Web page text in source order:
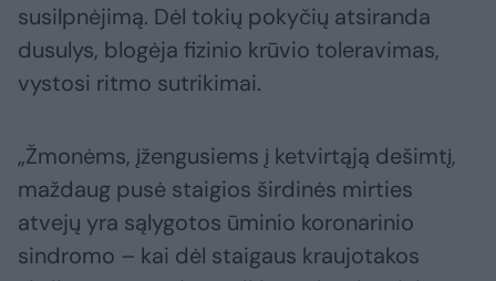
susilpnėjimą. Dėl tokių pokyčių atsiranda
dusulys, blogėja fizinio krūvio toleravimas,
vystosi ritmo sutrikimai.
„Žmonėms, įžengusiems į ketvirtąją dešimtį,
maždaug pusė staigios širdinės mirties
atvejų yra sąlygotos ūminio koronarinio
sindromo – kai dėl staigaus kraujotakos